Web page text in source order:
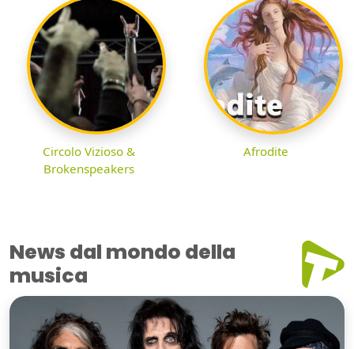
Circolo Vizioso &
Brokenspeakers
Afrodite
News dal mondo della
musica